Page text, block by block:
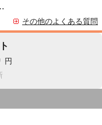
方法ですか？
その他のよくある質問
円